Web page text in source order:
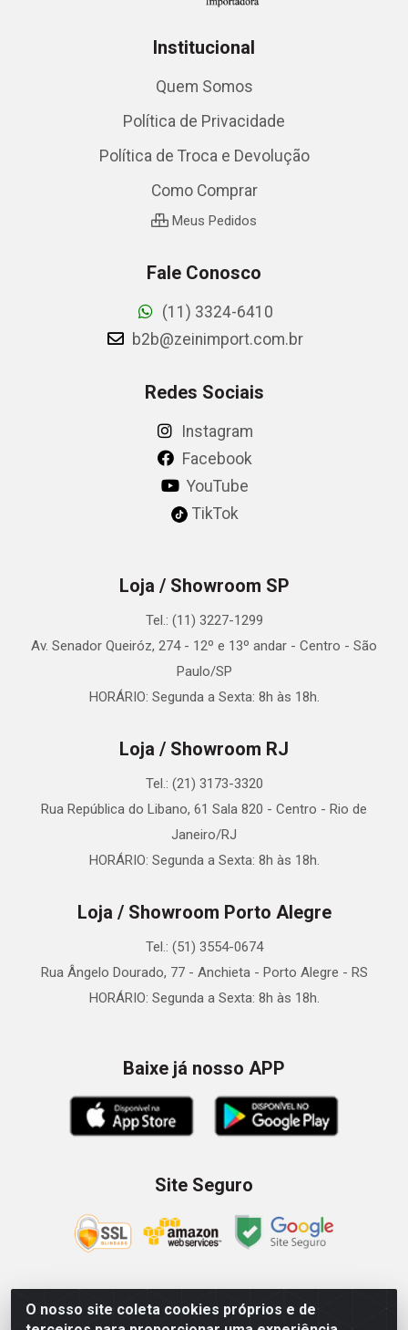
O nosso site coleta cookies próprios e de
Institucional
Quem Somos
Política de Privacidade
Política de Troca e Devolução
Como Comprar
Meus Pedidos
Fale Conosco
(11) 3324-6410
b2b@zeinimport.com.br
Redes Sociais
Instagram
Facebook
YouTube
TikTok
Loja / Showroom SP
Tel.: (11) 3227-1299
Av. Senador Queiróz, 274 - 12º e 13º andar - Centro - São
Paulo/SP
HORÁRIO: Segunda a Sexta: 8h às 18h.
Loja / Showroom RJ
Tel.: (21) 3173-3320
Rua República do Libano, 61 Sala 820 - Centro - Rio de
Janeiro/RJ
HORÁRIO: Segunda a Sexta: 8h às 18h.
Loja / Showroom Porto Alegre
Tel.: (51) 3554-0674
Rua Ângelo Dourado, 77 - Anchieta - Porto Alegre - RS
HORÁRIO: Segunda a Sexta: 8h às 18h.
Baixe já nosso APP
Site Seguro
Zein Importação e Comércio LTDA - Av. Senador Queiróz, 274